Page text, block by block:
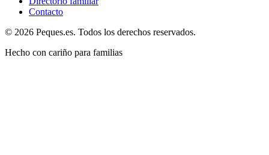
Contacto
© 2026 Peques.es. Todos los derechos reservados.
Hecho con cariño para familias